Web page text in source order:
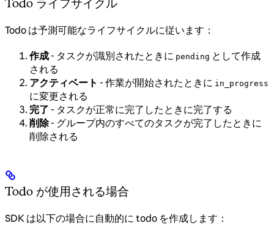
Todo は予測可能なライフサイクルに従います：
作成- タスクが識別されたときに pending として作成
される
アクティベート - 作業が開始されたときに in_progress
に変更される
完了 - タスクが正常に完了したときに完了する
削除- グループ内のすべてのタスクが完了したときに
削除される
Todo が使用される場合
SDK は以下の場合に自動的に todo を作成します：